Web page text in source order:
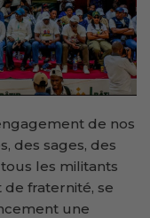
de nos
des sages, des
les militants
fraternité, se
une